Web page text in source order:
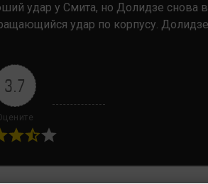
удар у Смита, но Долидзе снова
удар по корпусу.
3.7